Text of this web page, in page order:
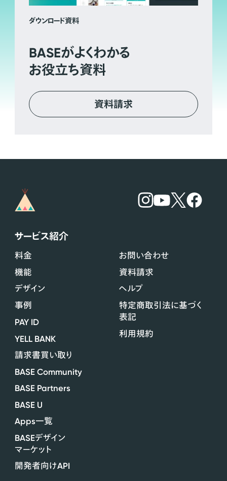
ダウンロード資料
BASEがよくわかる
お役立ち資料
資料請求
サービス紹介
料金
機能
デザイン
事例
PAY ID
YELL BANK
請求書買い取り
BASE Community
BASE Partners
BASE U
Apps一覧
BASEデザイン
マーケット
開発者向けAPI
お問い合わせ
資料請求
ヘルプ
特定商取引法に基づく
表記
利用規約